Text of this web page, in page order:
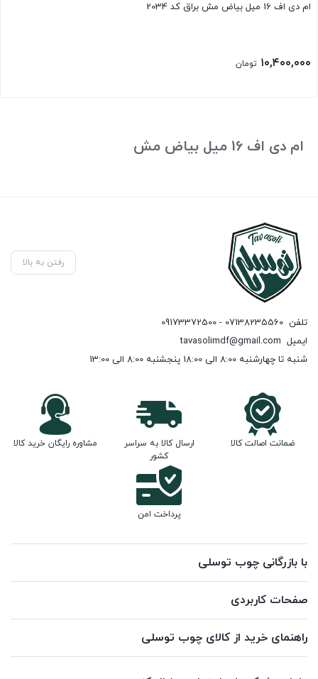
ام دی اف 16 میل بیاض مش براق کد 2034
۱۰,۴۰۰,۰۰۰ تومان
ام دی اف 16 میل بیاض مش
رفتن به بالا
تلفن 07138235560 - 09173372500
ایمیل tavasolimdf@gmail.com
شنبه تا چهارشنبه 8:00 الی 18:00 پنجشنبه 8:00 الی 13:00
ضمانت اصالت کالا
ارسال کالا به سراسر
کشور
مشاوره رایگان خرید کالا
پرداخت امن
با بازرگانی چوب توسلی
صفحات کاربردی
راهنمای خرید از کالای چوب توسلی